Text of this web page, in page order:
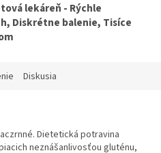
lekáreň - Rýchle
Diskrétne balenie, Tisíce
Diskusia
Dietetická potravina
neznášanlivosťou gluténu,